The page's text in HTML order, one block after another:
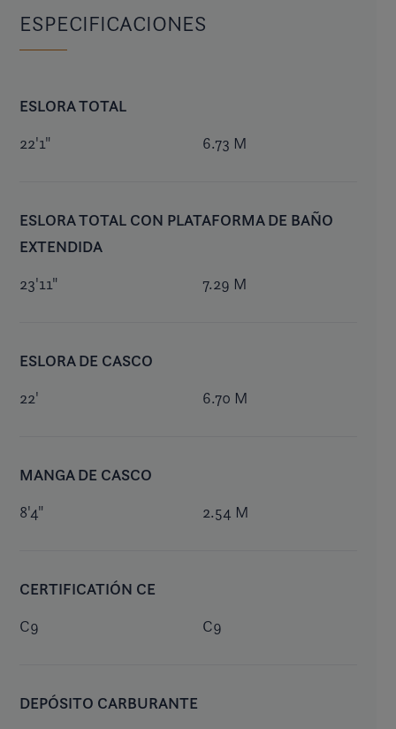
ESPECIFICACIONES
ESLORA TOTAL
22'1" 6.73 M
ESLORA TOTAL CON PLATAFORMA DE BAÑO
EXTENDIDA
23'11" 7.29 M
ESLORA DE CASCO
22' 6.70 M
MANGA DE CASCO
8'4" 2.54 M
CERTIFICATIÓN CE
C9 C9
DEPÓSITO CARBURANTE